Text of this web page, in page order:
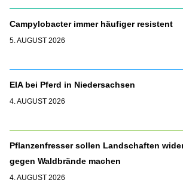
Campylobacter immer häufiger resistent
5. AUGUST 2026
EIA bei Pferd in Niedersachsen
4. AUGUST 2026
Pflanzenfresser sollen Landschaften
gegen Waldbrände machen
4. AUGUST 2026